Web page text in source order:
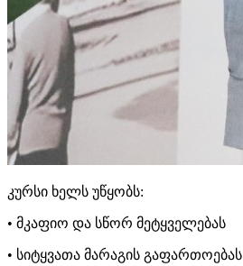
კურსი ხელს უწყობს:
• მკაფიო და სწორ მეტყველებას
• სიტყვათა მარაგის გაფართოებას